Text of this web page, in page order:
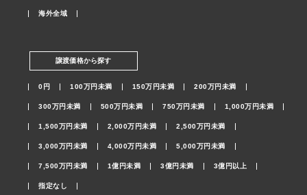
海外全域
譲渡価格から探す
0円 100万円未満 150万円未満 200万円未満
300万円未満 500万円未満 750万円未満 1,000万円未満
1,500万円未満 2,000万円未満 2,500万円未満
3,000万円未満 4,000万円未満 5,000万円未満
7,500万円未満 1億円未満 3億円未満 3億円以上
指定なし